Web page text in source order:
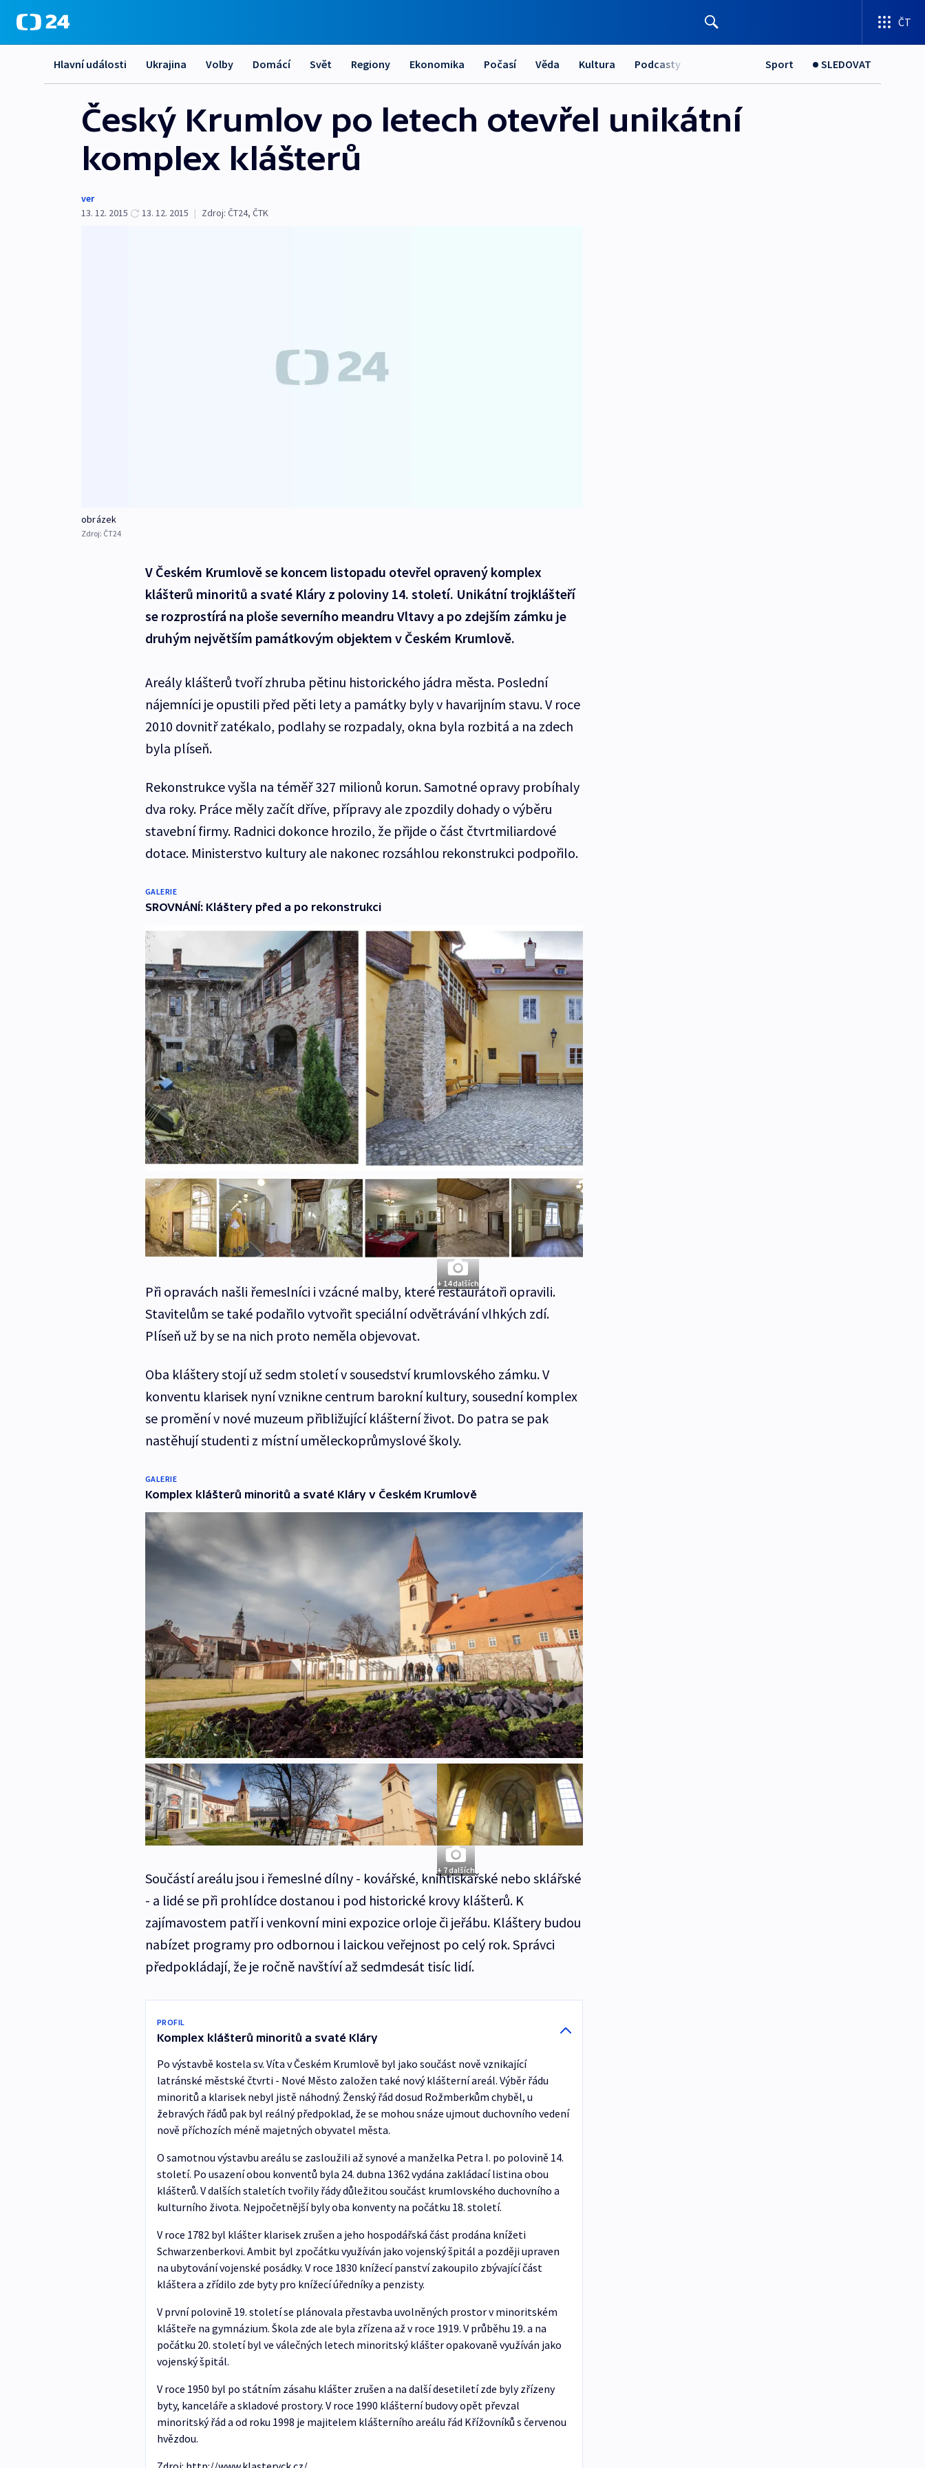
ČT
Hlavní události Ukrajina Volby Domácí Svět Regiony Ekonomika Počasí Věda Kultura Podcasty Sport SLEDOVAT
Český Krumlov po letech otevřel unikátní
komplex klášterů
ver
13. 12. 2015
13. 12. 2015 | Zdroj: ČT24, ČTK
obrázek
Zdroj: ČT24
V Českém Krumlově se koncem listopadu otevřel opravený komplex
klášterů minoritů a svaté Kláry z poloviny 14. století. Unikátní trojklášteří
se rozprostírá na ploše severního meandru Vltavy a po zdejším zámku je
druhým největším památkovým objektem v Českém Krumlově.
Areály klášterů tvoří zhruba pětinu historického jádra města. Poslední
nájemníci je opustili před pěti lety a památky byly v havarijním stavu. V roce
2010 dovnitř zatékalo, podlahy se rozpadaly, okna byla rozbitá a na zdech
byla plíseň.
Rekonstrukce vyšla na téměř 327 milionů korun. Samotné opravy probíhaly
dva roky. Práce měly začít dříve, přípravy ale zpozdily dohady o výběru
stavební firmy. Radnici dokonce hrozilo, že přijde o část čtvrtmiliardové
dotace. Ministerstvo kultury ale nakonec rozsáhlou rekonstrukci podpořilo.
GALERIE
SROVNÁNÍ: Kláštery před a po rekonstrukci
+ 14 dalších
Při opravách našli řemeslníci i vzácné malby, které restaurátoři opravili.
Stavitelům se také podařilo vytvořit speciální odvětrávání vlhkých zdí.
Plíseň už by se na nich proto neměla objevovat.
Oba kláštery stojí už sedm století v sousedství krumlovského zámku. V
konventu klarisek nyní vznikne centrum barokní kultury, sousední komplex
se promění v nové muzeum přibližující klášterní život. Do patra se pak
nastěhují studenti z místní uměleckoprůmyslové školy.
GALERIE
Komplex klášterů minoritů a svaté Kláry v Českém Krumlově
+ 7 dalších
Součástí areálu jsou i řemeslné dílny - kovářské, knihtiskařské nebo sklářské
- a lidé se při prohlídce dostanou i pod historické krovy klášterů. K
zajímavostem patří i venkovní mini expozice orloje či jeřábu. Kláštery budou
nabízet programy pro odbornou i laickou veřejnost po celý rok. Správci
předpokládají, že je ročně navštíví až sedmdesát tisíc lidí.
PROFIL
Komplex klášterů minoritů a svaté Kláry
Po výstavbě kostela sv. Víta v Českém Krumlově byl jako součást nově vznikající
latránské městské čtvrti - Nové Město založen také nový klášterní areál. Výběr řádu
minoritů a klarisek nebyl jistě náhodný. Ženský řád dosud Rožmberkům chyběl, u
žebravých řádů pak byl reálný předpoklad, že se mohou snáze ujmout duchovního vedení
nově příchozích méně majetných obyvatel města.
O samotnou výstavbu areálu se zasloužili až synové a manželka Petra I. po polovině 14.
století. Po usazení obou konventů byla 24. dubna 1362 vydána zakládací listina obou
klášterů. V dalších staletích tvořily řády důležitou součást krumlovského duchovního a
kulturního života. Nejpočetnější byly oba konventy na počátku 18. století.
V roce 1782 byl klášter klarisek zrušen a jeho hospodářská část prodána knížeti
Schwarzenberkovi. Ambit byl zpočátku využíván jako vojenský špitál a později upraven
na ubytování vojenské posádky. V roce 1830 knížecí panství zakoupilo zbývající část
kláštera a zřídilo zde byty pro knížecí úředníky a penzisty.
V první polovině 19. století se plánovala přestavba uvolněných prostor v minoritském
klášteře na gymnázium. Škola zde ale byla zřízena až v roce 1919. V průběhu 19. a na
počátku 20. století byl ve válečných letech minoritský klášter opakovaně využíván jako
vojenský špitál.
V roce 1950 byl po státním zásahu klášter zrušen a na další desetiletí zde byly zřízeny
byty, kanceláře a skladové prostory. V roce 1990 klášterní budovy opět převzal
minoritský řád a od roku 1998 je majitelem klášterního areálu řád Křížovníků s červenou
hvězdou.